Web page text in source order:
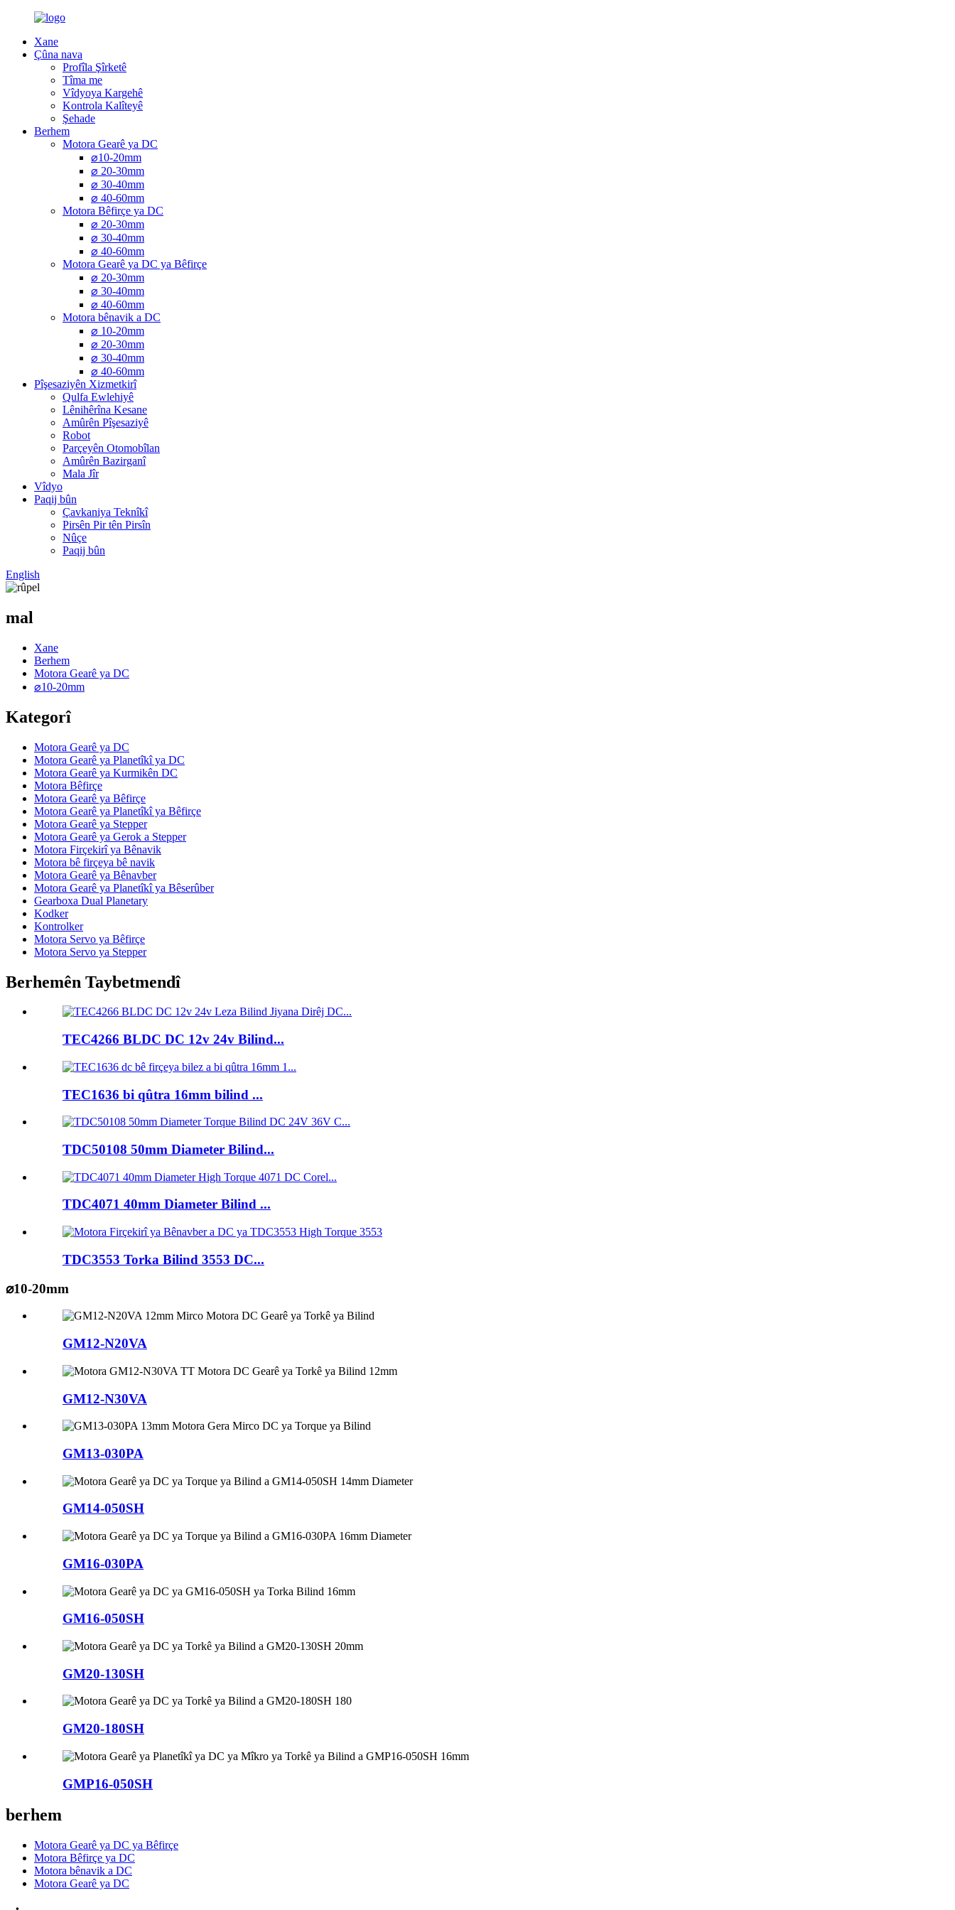
Xane
Çûna nava
Profîla Şîrketê
Tîma me
Vîdyoya Kargehê
Kontrola Kalîteyê
Şehade
Berhem
Motora Gearê ya DC
⌀10-20mm
⌀ 20-30mm
⌀ 30-40mm
⌀ 40-60mm
Motora Bêfirçe ya DC
⌀ 20-30mm
⌀ 30-40mm
⌀ 40-60mm
Motora Gearê ya DC ya Bêfirçe
⌀ 20-30mm
⌀ 30-40mm
⌀ 40-60mm
Motora bênavik a DC
⌀ 10-20mm
⌀ 20-30mm
⌀ 30-40mm
⌀ 40-60mm
Pîşesaziyên Xizmetkirî
Qulfa Ewlehiyê
Lênihêrîna Kesane
Amûrên Pîşesaziyê
Robot
Parçeyên Otomobîlan
Amûrên Bazirganî
Mala Jîr
Vîdyo
Paqij bûn
Çavkaniya Teknîkî
Pirsên Pir tên Pirsîn
Nûçe
Paqij bûn
English
mal
Xane
Berhem
Motora Gearê ya DC
⌀10-20mm
Kategorî
Motora Gearê ya DC
Motora Gearê ya Planetîkî ya DC
Motora Gearê ya Kurmikên DC
Motora Bêfirçe
Motora Gearê ya Bêfirçe
Motora Gearê ya Planetîkî ya Bêfirçe
Motora Gearê ya Stepper
Motora Gearê ya Gerok a Stepper
Motora Firçekirî ya Bênavik
Motora bê firçeya bê navik
Motora Gearê ya Bênavber
Motora Gearê ya Planetîkî ya Bêserûber
Gearboxa Dual Planetary
Kodker
Kontrolker
Motora Servo ya Bêfirçe
Motora Servo ya Stepper
Berhemên Taybetmendî
TEC4266 BLDC DC 12v 24v Bilind...
TEC1636 bi qûtra 16mm bilind ...
TDC50108 50mm Diameter Bilind...
TDC4071 40mm Diameter Bilind ...
TDC3553 Torka Bilind 3553 DC...
⌀10-20mm
GM12-N20VA
GM12-N30VA
GM13-030PA
GM14-050SH
GM16-030PA
GM16-050SH
GM20-130SH
GM20-180SH
GMP16-050SH
berhem
Motora Gearê ya DC ya Bêfirçe
Motora Bêfirçe ya DC
Motora bênavik a DC
Motora Gearê ya DC